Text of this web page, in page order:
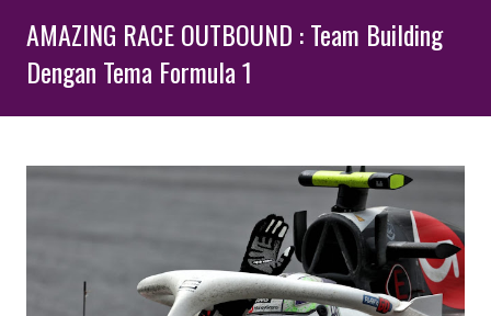
AMAZING RACE OUTBOUND : Team Building
Dengan Tema Formula 1